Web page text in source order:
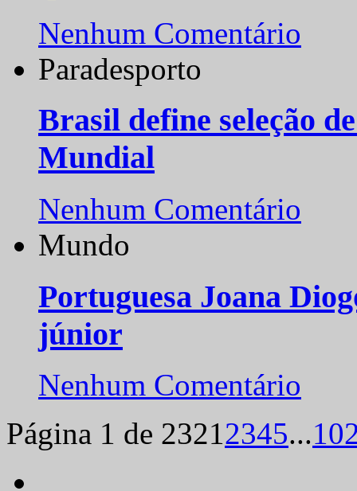
Nenhum Comentário
Paradesporto
Brasil define seleção
Mundial
Nenhum Comentário
Mundo
Portuguesa Joana
júnior
Nenhum Comentário
Página 1 de 23212345...10